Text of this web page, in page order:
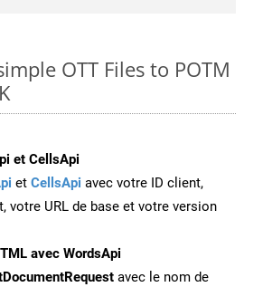
OTT Files to POTM
et CellsApi
et CellsApi avec votre ID client,
votre URL de base et votre version
avec WordsApi
avec le nom de